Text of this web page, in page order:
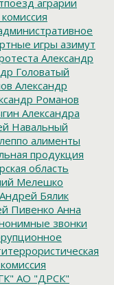
игры азимут
Александр
Головатый
Александр
Романов
Александра
Навальный
алименты
продукция
область
Мелешко
Андрей Бялик
Пивенко Анна
звонки
АО "ДРСК"